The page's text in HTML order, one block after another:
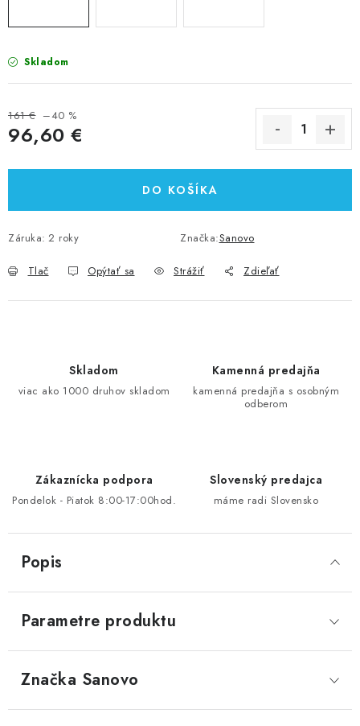
Skladom
161 € –40 %
96,60 €
DO KOŠÍKA
Záruka: 2 roky Značka:Sanovo
Tlač Opýtať sa Strážiť Zdieľať
Skladom
viac ako 1000 druhov skladom
Kamenná predajňa
kamenná predajňa s osobným
odberom
Zákaznícka podpora
Pondelok - Piatok 8:00-17:00hod.
Slovenský predajca
máme radi Slovensko
Popis
Parametre produktu
Značka Sanovo